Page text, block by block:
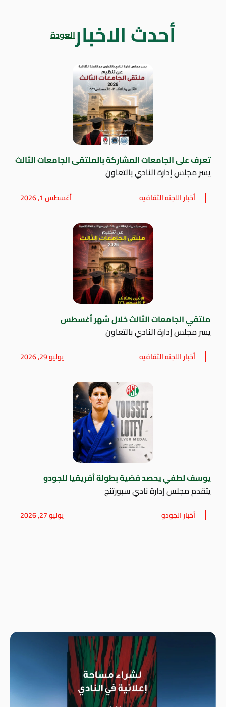
أحدث الاخبارالعودة
تعرف على الجامعات المشاركة بالملتقى الجامعات الثالث
يسر مجلس إدارة النادي بالتعاون
أخبار اللجنه الثقافيه أغسطس 1, 2026
ملتقي الجامعات الثالث خلال شهر أغسطس
يسر مجلس إدارة النادي بالتعاون
أخبار اللجنه الثقافيه يوليو 29, 2026
يوسف لطفي يحصد فضية بطولة أفريقيا للجودو
يتقدم مجلس إدارة نادي سبورتنج
أخبار الجودو يوليو 27, 2026